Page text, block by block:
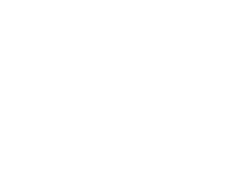
öğrenmek istiyorsanız, aşağıda